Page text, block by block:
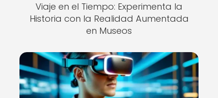
Viaje en el Tiempo: Experimenta la
Historia con la Realidad Aumentada
en Museos